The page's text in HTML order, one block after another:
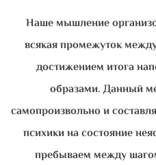
Наше мышление
всякая промежуток
достижением итога
образами. Данный
самопроизвольно и
психики на состояние
пребываем между